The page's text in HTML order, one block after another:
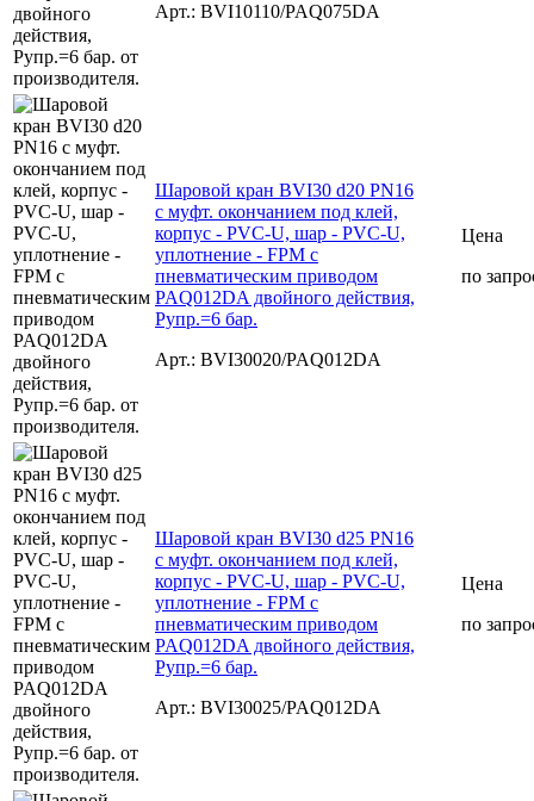
Арт.: BVI10110/PAQ075DA
Шаровой кран BVI30 d20 PN16
с муфт. окончанием под клей,
корпус - PVC-U, шар - PVC-U,
уплотнение - FPM с
пневматическим приводом
PAQ012DA двойного действия,
Рупр.=6 бар.
Арт.: BVI30020/PAQ012DA
Цена
по
Шаровой кран BVI30 d25 PN16
с муфт. окончанием под клей,
корпус - PVC-U, шар - PVC-U,
уплотнение - FPM с
пневматическим приводом
PAQ012DA двойного действия,
Рупр.=6 бар.
Арт.: BVI30025/PAQ012DA
Цена
по